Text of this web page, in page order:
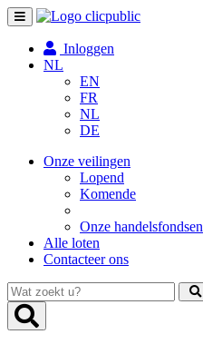
Toggle
navigation
Inloggen
NL
EN
FR
NL
DE
Onze veilingen
Lopend
Komende
Onze handelsfondsen
Alle loten
Contacteer ons
Wat
zoekt
u?